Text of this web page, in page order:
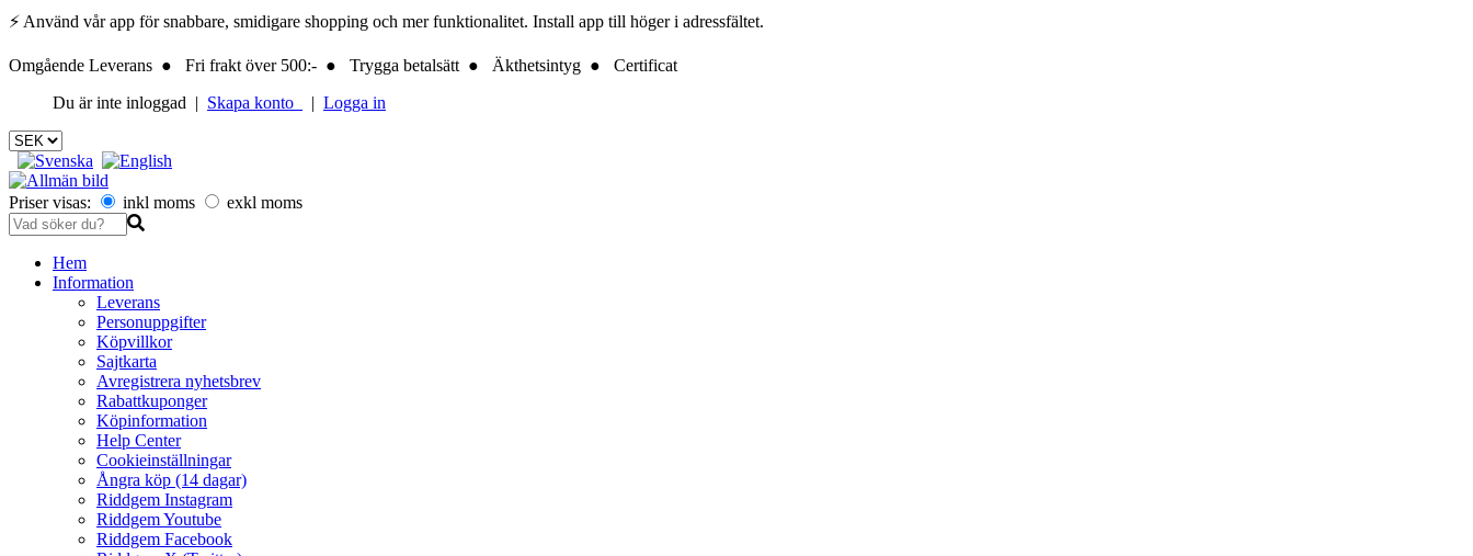
⚡ Använd vår app för snabbare, smidigare shopping och mer funktionalitet. Install app till höger i adressfältet.
Omgående Leverans ● Fri frakt över 500:- ● Trygga betalsätt ● Äkthetsintyg ● Certificat
Du är inte inloggad | Skapa konto | Logga in
Priser visas: inkl moms exkl moms
Hem
Information
Leverans
Personuppgifter
Köpvillkor
Sajtkarta
Avregistrera nyhetsbrev
Rabattkuponger
Köpinformation
Help Center
Cookieinställningar
Ångra köp (14 dagar)
Riddgem Instagram
Riddgem Youtube
Riddgem Facebook